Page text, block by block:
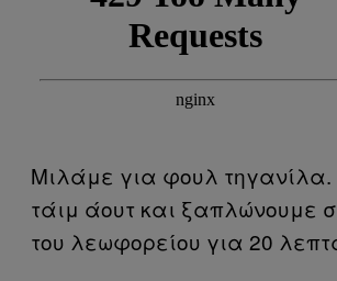
Μιλάμε για φουλ
τάιμ άουτ και ξαπλώνουμε
του λεωφορείου για 20